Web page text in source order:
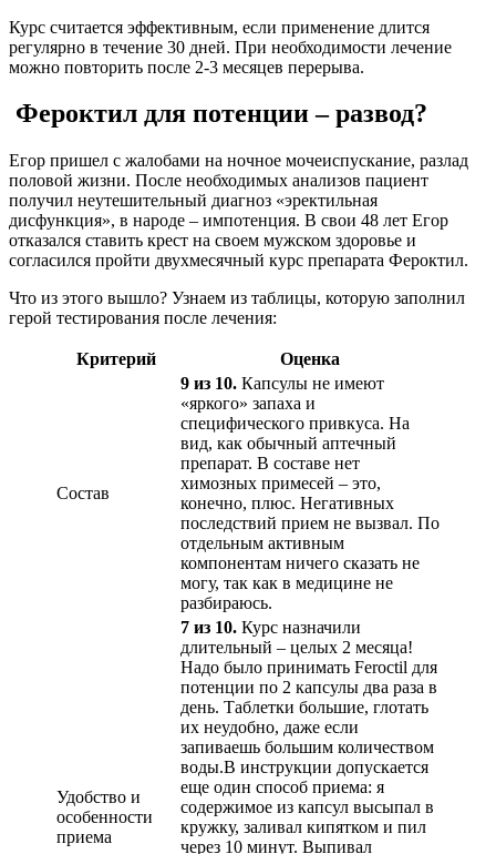
Курс считается эффективным, если применение длится
регулярно в течение 30 дней. При необходимости лечение
можно повторить после 2-3 месяцев перерыва.
Фероктил для потенции – развод?
Егор пришел с жалобами на ночное мочеиспускание, разлад
половой жизни. После необходимых анализов пациент
получил неутешительный диагноз «эректильная
дисфункция», в народе – импотенция. В свои 48 лет Егор
отказался ставить крест на своем мужском здоровье и
согласился пройти двухмесячный курс препарата Фероктил.
Что из этого вышло? Узнаем из таблицы, которую заполнил
герой тестирования после лечения:
Критерий Оценка
Состав
9 из 10. Капсулы не имеют
«яркого» запаха и
специфического привкуса. На
вид, как обычный аптечный
препарат. В составе нет
химозных примесей – это,
конечно, плюс. Негативных
последствий прием не вызвал. По
отдельным активным
компонентам ничего сказать не
могу, так как в медицине не
разбираюсь.
Удобство и
особенности
приема
7 из 10. Курс назначили
длительный – целых 2 месяца!
Надо было принимать Feroctil для
потенции по 2 капсулы два раза в
день. Таблетки большие, глотать
их неудобно, даже если
запиваешь большим количеством
воды.В инструкции допускается
еще один способ приема: я
содержимое из капсул высыпал в
кружку, заливал кипятком и пил
через 10 минут. Выпивал